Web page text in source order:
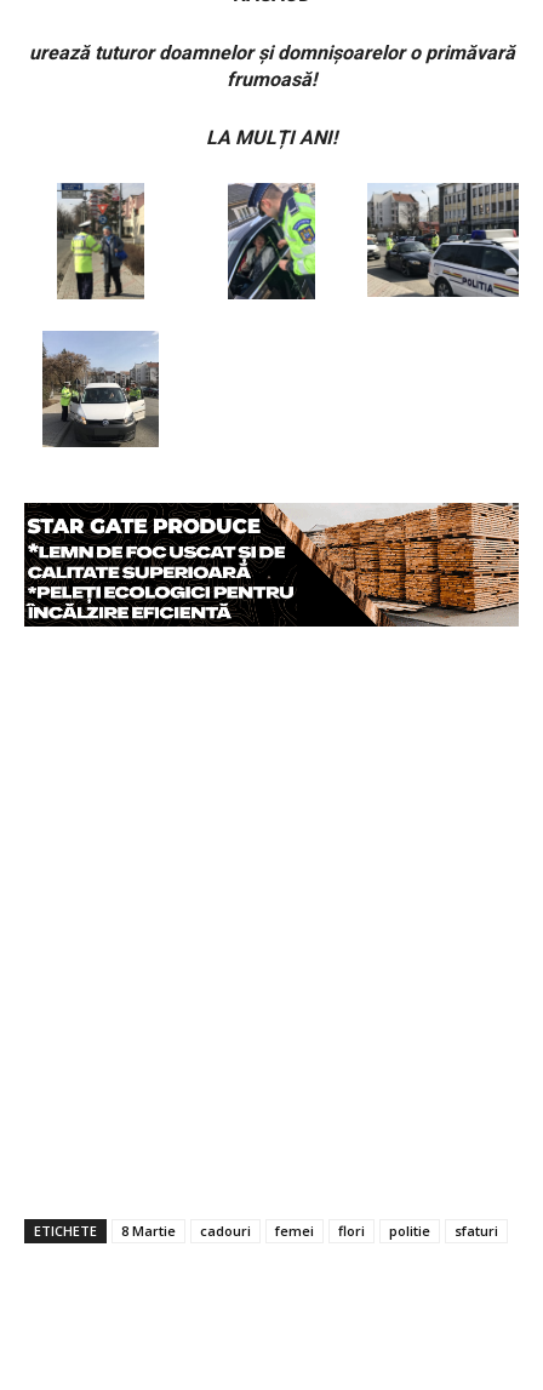
urează tuturor doamnelor și domnișoarelor o primăvară
frumoasă!
LA MULȚI ANI!
ETICHETE 8 Martie cadouri femei flori politie sfaturi